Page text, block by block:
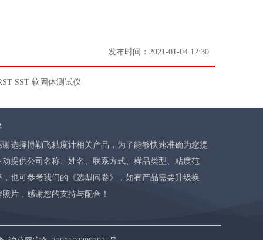
SST 软固体测试仪
发布时间： 2021-01-04 12:30
选择博勒飞粘度计相关产品，为了能够快速准确为您提
提供公司名称、姓名、联系方式、样品类型、粘度范
也可参考我们的 《选型问卷》
，如有产品需要升级换
片，感谢您的支持与配合！